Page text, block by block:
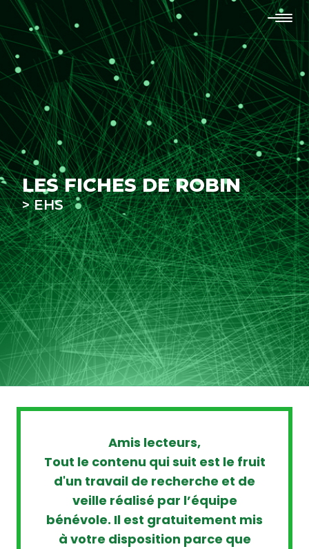
LES FICHES DE ROBIN
> EHS
Amis lecteurs,
Tout le contenu qui suit est le fruit
d'un travail de recherche et de
veille réalisé par l’équipe
bénévole. Il est gratuitement mis
à votre disposition parce que